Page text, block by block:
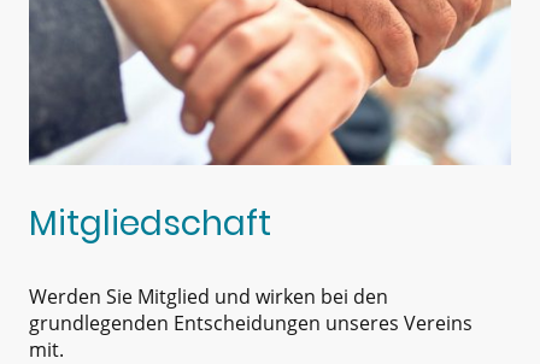
Mitgliedschaft
Werden Sie Mitglied und wirken bei den
grundlegenden Entscheidungen unseres Vereins
mit.